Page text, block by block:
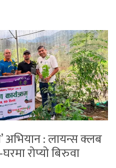
अभियान : लायन्स क्लब
रोप्यो बिरुवा